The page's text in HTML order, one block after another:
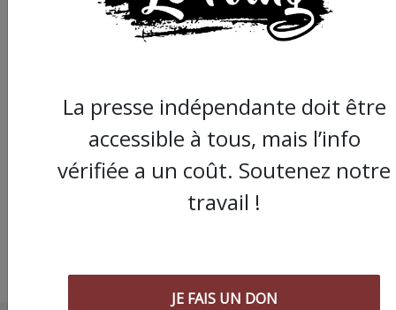
Commando de la fac
droit de Montpellier :
angles morts de la
procédure
La presse indépendante doit être
accessible à tous, mais l’info
vérifiée a un coût. Soutenez notre
travail !
JE FAIS UN DON